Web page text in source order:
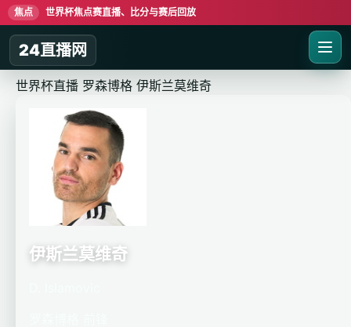
焦点 世界杯焦点赛直播、比分与赛后回放
24直播网
世界杯直播 罗森博格 伊斯兰莫维奇
伊斯兰莫维奇